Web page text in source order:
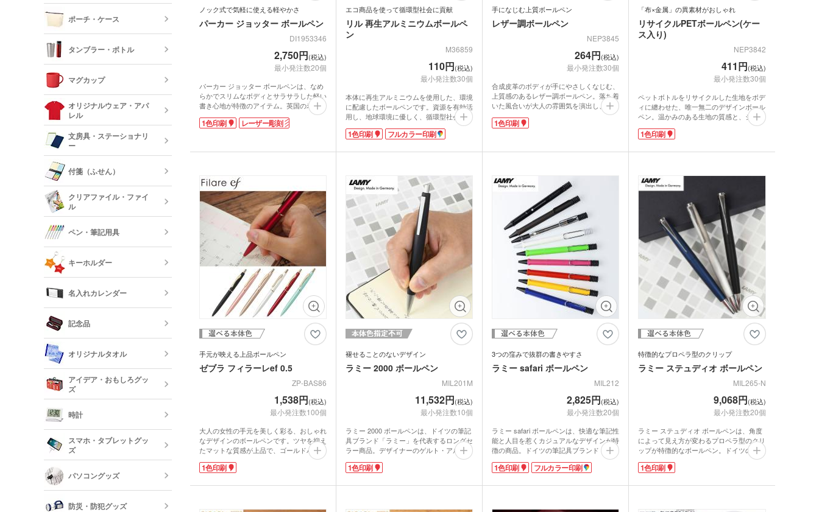
ノック式で気軽に使える軽やかさ
パーカー ジョッター ボールペン
DI1953346
2,750円(税込)
最小発注数20個
パーカー ジョッター ボールペンは、なめ
らかでスリムなボディとサラサラした軽い
書き心地が特徴のアイテム。英国の老舗筆
記具ブランド「パーカー」初のボールペン
として登場し、長く愛され続けているシリ
気味よいノック音がクセになります。片手
などに入れてもかさばらない形状で、日常
遣いにもおすすめ。名入れはくっきりとし
た仕上がりのパッド印刷と、さりげない刻
印がオシャレなレーザー彫刻から選べま
す。高級ブランド品ながらお手頃な価格な
ので、高校や大学の卒業記念品として学生
さんへ贈るのにピッタリです。
1色印刷 レーザー彫刻
エコ商品を使って循環型社会に貢献
リル 再生アルミニウムボールペ
ン
M36859
110円(税込)
最小発注数30個
本体に再生アルミニウムを使用した、環境
に配慮したボールペンです。資源を有効活
用し、地球環境に優しく、循環型社会の実
現に貢献します。ベーシックで飽きのこな
いデザインは、シーンを選ばず、誰でも使
ペンの軸には、1色またはフルカラーでロ
るパッケージ仕様で、販促効果も抜群。手
頃な価格のため、ばらまき用ノベルティに
もおすすめ。日常からビジネスまで幅広く
活躍する、実用的な一本です。
1色印刷 フルカラー印刷
手になじむ上質ボールペン
レザー調ボールペン
NEP3845
264円(税込)
最小発注数30個
合成皮革のボディが手にやさしくなじむ、
上質感のあるレザー調ボールペン。落ち着
いた風合いが大人の雰囲気を演出し、日常
の筆記シーンをさりげなく格上げしてくれ
ます。ブラックとブラウンのシックな2色
記念や企業の記念品としてもおすすめで
効果的です。
1色印刷
「布×金属」の異素材がおしゃれ
リサイクルPETボールペン(ケー
ス入り)
NEP3842
411円(税込)
最小発注数30個
ペットボトルをリサイクルした生地をボデ
ィに纏わせた、唯一無二のデザインボール
ペン。温かみのある生地の質感と、シャー
プな金属パーツのコントラストがおしゃれ
です。同じリサイクル生地を使用した専用
クルPET素材であることを示す専用タグが
ペン本体に1色印刷で名入れが可能。大切
な方への贈り物や、企業のブランドイメー
ジを高める特別なノベルティに最適です。
1色印刷
手元が映える上品ボールペン
ゼブラ フィラーレef 0.5
ZP-BAS86
1,538円(税込)
最小発注数100個
大人の女性の手元を美しく彩る、おしゃれ
なデザインのボールペンです。ツヤを抑え
たマットな質感が上品で、ゴールドパーツ
が華やかさをプラスしてくれます。手にな
じむ曲線のフォルムは細身ながらも書きや
ンインク搭載で、普段使いはもちろんビジ
軸に1色印刷で名入れできます。高級感が
1色印刷
褪せることのないデザイン
ラミー 2000 ボールペン
MIL201M
11,532円(税込)
最小発注数10個
ラミー 2000 ボールペンは、ドイツの筆記
具ブランド「ラミー」を代表するロングセ
ラー商品。デザイナーのゲルト・アルフレ
ッド・ミュラー氏により、「西暦2000年
になっても通用するデザイン」というコン
た。
シーンで使用しても気になりません。突起
1色印刷
3つの窪みで抜群の書きやすさ
ラミー safari ボールペン
MIL212
2,825円(税込)
最小発注数20個
ラミー safari ボールペンは、快適な筆記性
能と人目を惹くカジュアルなデザインが特
徴の商品。ドイツの筆記具ブランド「ラミ
ー」の製品で、人間工学に基づいた書き味
の良さとデザイン性の高さで大人気のシリ
グリップの3つの窪みに指を添えるだけ
くことができます。ABS樹脂製なので、軽
1色印刷 フルカラー印刷
特徴的なプロペラ型のクリップ
ラミー ステュディオ ボールペン
MIL265-N
9,068円(税込)
最小発注数20個
ラミー ステュディオ ボールペンは、角度
によって見え方が変わるプロペラ型のクリ
ップが特徴的なボールペン。ドイツの筆記
具ブランド「ラミー」の製品で、スイスの
デザイナーであるハンネス・ヴェットシュ
クリップは先端が細く一見すると頼りなく
まり安心です。ほどよい重量感と軸の太さ
1色印刷
エコバッグ・折りたたみバ
コットントートバッグ(～
キャンバストートバッグ
巾着・リュック・ナップサ
不織布トートバッグ
保冷バッグ・レジかごバッ
ランチトートバッグ サコッシュ マルシェバッグ
リネンバッグ
デニムバッグ おしゃれトートバッグ
スクエアトート
オーガニックコットンバッ
グ
ポリエステルトートバッグ
ロープハンドルバッグ
短納期エコバッグ・トート
バッグ・巾着
ポーチ・ケース
キャンバスポーチ ポリエステルポーチ クリア・ビニールポーチ
デニムポーチ 本革・レザー調ポーチ フラットポーチ
スマホショルダー・スマホ
タンブラー・ボトル
ステンレスタンブラー・ア
ルミタンブラー
台紙タンブラー（カスタム
デザインタンブラー）
プラスチックタンブラー
ステンレスボトル・マグボ
トル
アルミボトル・マウンテン
クボトル
水筒・魔法瓶
オリジナルグラス・ビアグ
ボトルホルダー・ペットボ
トルホルダー
短納期タンブラー・ボトル
マグカップ
陶器マグカップ・磁器マグ
ガラスマグカップ
プラスチックマグカップ・
オリジナルウェア・アパ
レル
オリジナルTシャツ(半袖・
オリジナルポロシャツ(半
オリジナルドライTシャツ・
オリジナルロンT・長袖Tシ
ャツ
オリジナルキッズウェア オリジナルユニフォーム
文房具・ステーショナリ
ー
メモ帳 ノート・手帳 マグネット
クリップ
バインダー・クリップボー
ド
フォトフレーム
クリーナー ペンケース・筆箱 ペン立て・トレイ
カードケース・カードホル
ダー・名刺入れ
ケース・マルチケース
ブックカバー・ルーペ・し
定規・メジャー
印鑑・印鑑ケース・スタン
電卓・レターカッター・ホ
短納期文房具・ステーショナ
付箋（ふせん）
オリジナル付箋 ノベルティ付箋 短納期付箋（ふせん）
クリアファイル・ファイ
ル
オリジナルクリアファイル
名入れクリアファイル（箔
押し・シルク）
ドキュメントファイル・そ
の他ファイル
短納期クリアファイル
ペン・筆記用具
フリクション ジェットストリーム ボールペン(単色)
多機能ペン(タッチ・シャー
多色ペン
万年筆 サインペン・筆ペン マーカー・蛍光ペン
クレヨン・色鉛筆・鉛筆 ペンセット・文具セット 消しゴム・修正テープ
短納期ボールペン
キーホルダー
レザーキーホルダー・革製
キーホルダー
メタルキーホルダー・金属
製キーホルダー
木製キーホルダー・ウッド
反射板キーホルダー・リフ
レクターキーホルダー
名入れカレンダー
卓上カレンダー 壁掛けカレンダー 万年カレンダー
記念品
記念品 タンブラー 記念品 マグカップ 記念品 ボトル・水筒
記念品 グラス 記念品 バッグ 記念品 時計
記念品 ステーショナリ
ー・文房具
記念品 ボールペン・筆記
具
記念品 タオル
記念品 USBグッズ
オリジナルタオル
オリジナルフェイスタオル オリジナルハンカチタオル
オリジナルミニハンカチタ
オリジナルハンドタオル オリジナルマフラータオル オリジナルスポーツタオル
アイデア・おもしろグッ
ズ
時計
時計 電波時計
スマホ・タブレットグッ
ズ
モバイルバッテリー・充電
パソコングッズ
防災・防犯グッズ